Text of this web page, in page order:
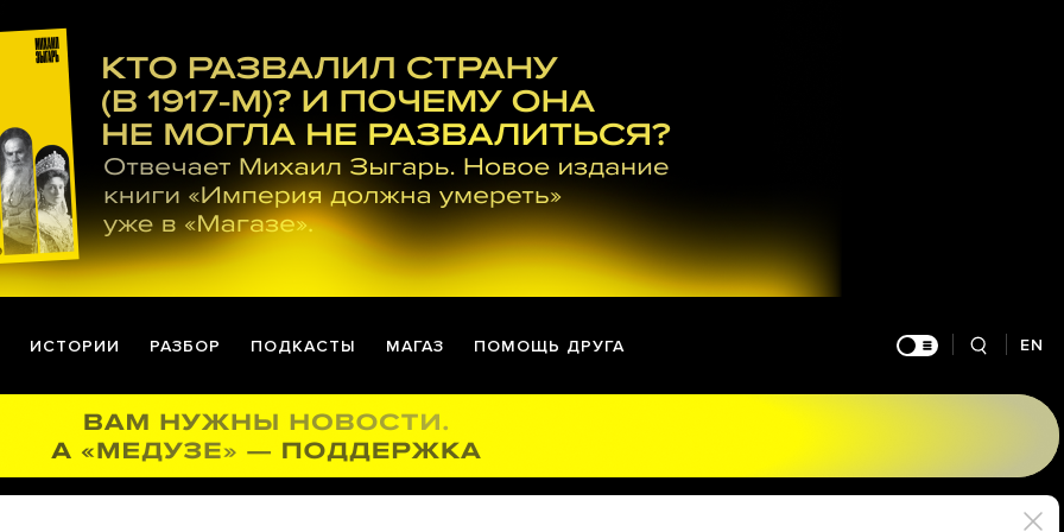
ИСТОРИИ РАЗБОР ПОДКАСТЫ МАГАЗ ПОМОЩЬ ДРУГА EN